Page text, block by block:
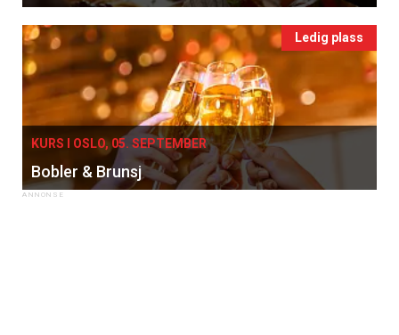
Ledig plass
KURS I OSLO, 05. SEPTEMBER
Bobler & Brunsj